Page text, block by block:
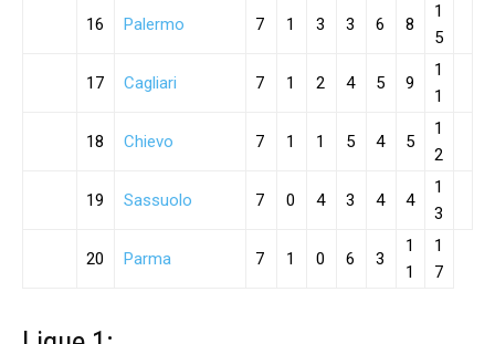
16 Palermo 7 1 3 3 6 8
1
5
17 Cagliari 7 1 2 4 5 9
1
1
18 Chievo 7 1 1 5 4 5
1
2
19 Sassuolo 7 0 4 3 4 4
1
3
20 Parma 7 1 0 6 3
1
1
1
7